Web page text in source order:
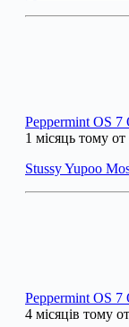
Peppermint OS
1 місяць тому
Stussy Yupoo
Peppermint OS
4 місяців тому